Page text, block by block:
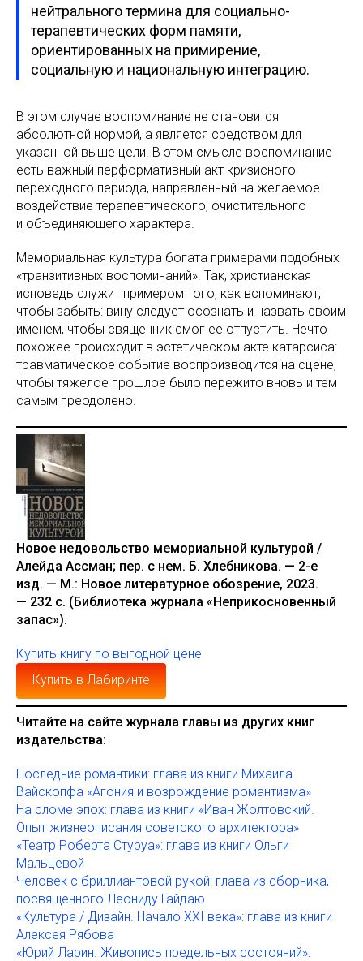
нейтрального термина для социально-
терапевтических форм памяти,
ориентированных на примирение,
социальную и национальную интеграцию.
В этом случае воспоминание не становится
абсолютной нормой, а является средством для
указанной выше цели. В этом смысле воспоминание
есть важный перформативный акт кризисного
переходного периода, направленный на желаемое
воздействие терапевтического, очистительного
и объединяющего характера.
Мемориальная культура богата примерами подобных
«транзитивных воспоминаний». Так, христианская
исповедь служит примером того, как вспоминают,
чтобы забыть: вину следует осознать и назвать своим
именем, чтобы священник смог ее отпустить. Нечто
похожее происходит в эстетическом акте катарсиса:
травматическое событие воспроизводится на сцене,
чтобы тяжелое прошлое было пережито вновь и тем
самым преодолено.
Новое недовольство мемориальной культурой /
Алейда Ассман; пер. с нем. Б. Хлебникова. — 2-е
изд. — М.: Новое литературное обозрение, 2023.
— 232 с. (Библиотека журнала «Неприкосновенный
запас»).
Купить книгу по выгодной цене
Купить в Лабиринте
Читайте на сайте журнала главы из других книг
издательства:
Последние романтики: глава из книги Михаила
Вайскопфа «Агония и возрождение романтизма»
На сломе эпох: глава из книги «Иван Жолтовский.
Опыт жизнеописания советского архитектора»
«Театр Роберта Стуруа»: глава из книги Ольги
Мальцевой
Человек с бриллиантовой рукой: глава из сборника,
посвященного Леониду Гайдаю
«Культура / Дизайн. Начало XXI века»: глава из книги
Алексея Рябова
«Юрий Ларин. Живопись предельных состояний»: